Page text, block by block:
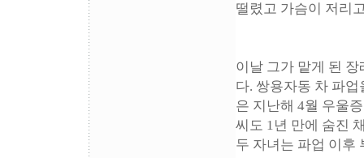
떨렸고 가슴이 저리
이날 그가 맡게 된
다. 쌍용자동 차 파
은 지난해 4월 우울
씨도 1년 만에 숨진
두 자녀는 파업 이후